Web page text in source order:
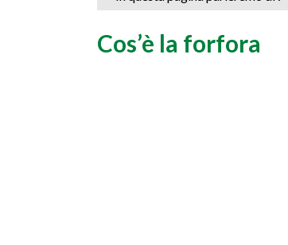
Cos’è la forfora